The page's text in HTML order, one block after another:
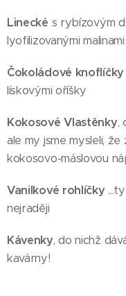
Linecké s rybízovým
lyofilizovanými
Čokoládové knoflíčky
lískovými oříšky
Kokosové Vlastěnky,
ale my jsme mysleli,
kokosovo-máslovou
Vanilkové rohlíčky
nejraději
Kávenky, do nichž
kavárny!